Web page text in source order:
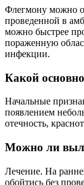
Флегмону можно
проведенной в
можно быстрее
пораженную
инфекции.
Какой
Начальные
появлением
отечность,
Можно ли
Лечение. На
обойтись без